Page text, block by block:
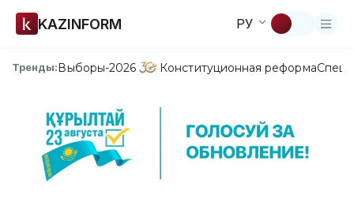
KAZINFORM РУ
Тренды:Выборы-2026 Конституционная реформа